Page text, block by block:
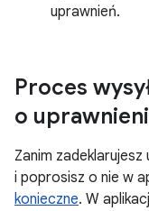
uprawnień.
Proces
o
Zanim zadeklarujesz
i poprosisz o nie w
konieczne. W